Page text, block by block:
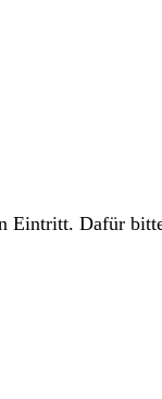
Eintritt. Dafür